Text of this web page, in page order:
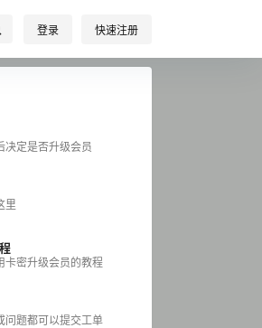
登录 快速注册
决定是否升级会员
里
卡密升级会员的教程
问题都可以提交工单